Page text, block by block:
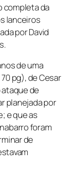
completa da
lanceiros
por David
de uma
pg), de Cesar
de
planejada por
e que as
foram
de